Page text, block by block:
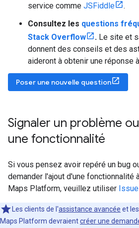
service comme JSFiddle
.
Consultez les questions
Stack Overflow
. Le site et
donnent des conseils et des
aideront à obtenir une réponse
Poser une nouvelle question
Signaler un problème
une fonctionnalité
Si vous pensez avoir repéré un bug
demander l'ajout d'une fonctionnalité
Maps Platform, veuillez utiliser
Les clients de l'assistance avancée et
Maps Platform devraientcréer une